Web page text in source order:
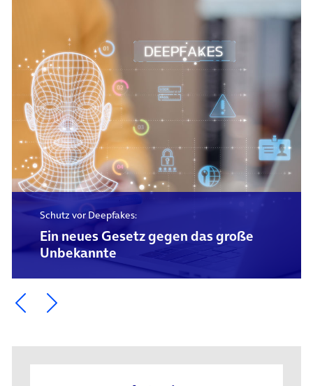
Schutz vor Deepfakes:
Ein neues Gesetz gegen das große
Unbekannte
Ein Element zurück blättern
Ein Element weiter blättern